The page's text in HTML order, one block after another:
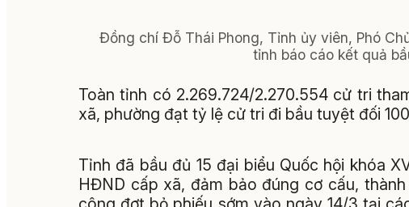
Đồng chí Đỗ Thái Phong, Tỉnh ủy viên, Phó
tỉnh báo cáo kết quả
Toàn tỉnh có 2.269.724/2.270.554 cử tri
xã, phường đạt tỷ lệ cử tri đi bầu tuyệt đối
Tỉnh đã bầu đủ 15 đại biểu Quốc hội khóa
HĐND cấp xã, đảm bảo đúng cơ cấu,